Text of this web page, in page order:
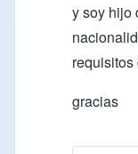
y soy hijo
gracias